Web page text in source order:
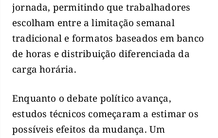
jornada, permitindo que trabalhadores
escolham entre a limitação semanal
tradicional e formatos baseados em banco
de horas e distribuição diferenciada da
carga horária.
Enquanto o debate político avança,
estudos técnicos começaram a estimar os
possíveis efeitos da mudança. Um